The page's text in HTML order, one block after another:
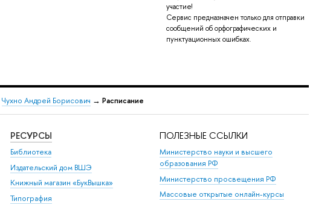
участие!
Сервис предназначен только для отправки
сообщений об орфографических и
пунктуационных ошибках.
Чухно Андрей Борисович → Расписание
РЕСУРСЫ
Библиотека
Издательский дом ВШЭ
Книжный магазин «БукВышка»
Типография
ПОЛЕЗНЫЕ ССЫЛКИ
Министерство науки и высшего
образования РФ
Министерство просвещения РФ
Массовые открытые онлайн-курсы